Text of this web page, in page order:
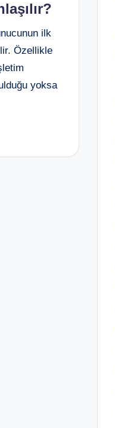
ilk
Özellikle
yoksa